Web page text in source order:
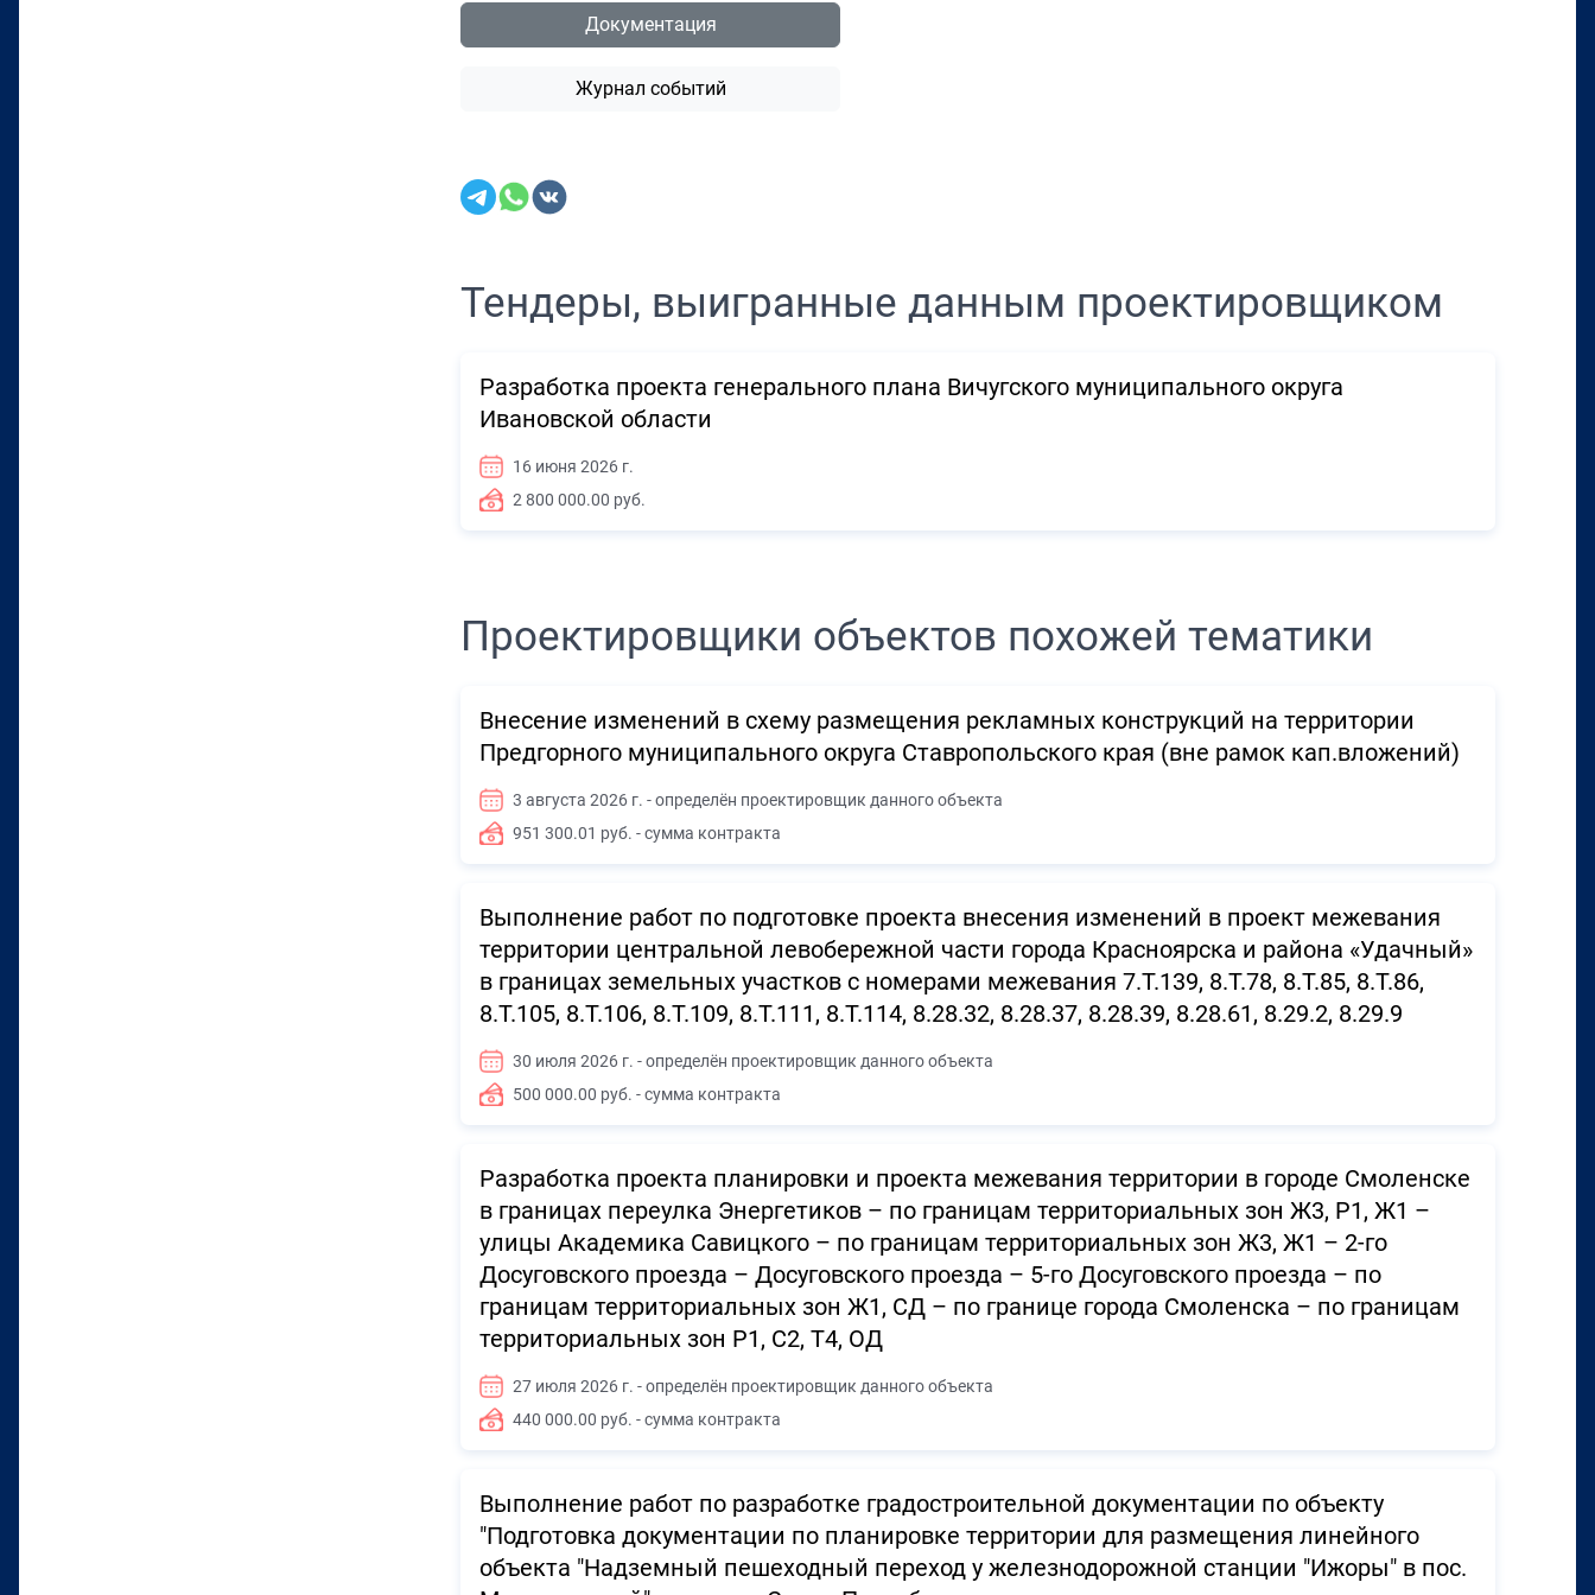
Документация
Журнал событий
Тендеры, выигранные данным проектировщиком
Разработка проекта генерального плана Вичугского муниципального округа
Ивановской области
16 июня 2026 г.
2 800 000.00 руб.
Проектировщики объектов похожей тематики
Внесение изменений в схему размещения рекламных конструкций на территории
Предгорного муниципального округа Ставропольского края (вне рамок кап.вложений)
3 августа 2026 г. - определён проектировщик данного объекта
951 300.01 руб. - сумма контракта
Выполнение работ по подготовке проекта внесения изменений в проект межевания
территории центральной левобережной части города Красноярска и района «Удачный»
в границах земельных участков с номерами межевания 7.Т.139, 8.Т.78, 8.Т.85, 8.Т.86,
8.Т.105, 8.Т.106, 8.Т.109, 8.Т.111, 8.Т.114, 8.28.32, 8.28.37, 8.28.39, 8.28.61, 8.29.2, 8.29.9
30 июля 2026 г. - определён проектировщик данного объекта
500 000.00 руб. - сумма контракта
Разработка проекта планировки и проекта межевания территории в городе Смоленске
в границах переулка Энергетиков – по границам территориальных зон Ж3, Р1, Ж1 –
улицы Академика Савицкого – по границам территориальных зон Ж3, Ж1 – 2-го
Досуговского проезда – Досуговского проезда – 5-го Досуговского проезда – по
границам территориальных зон Ж1, СД – по границе города Смоленска – по границам
территориальных зон Р1, С2, Т4, ОД
27 июля 2026 г. - определён проектировщик данного объекта
440 000.00 руб. - сумма контракта
Выполнение работ по разработке градостроительной документации по объекту
"Подготовка документации по планировке территории для размещения линейного
объекта "Надземный пешеходный переход у железнодорожной станции "Ижоры" в пос.